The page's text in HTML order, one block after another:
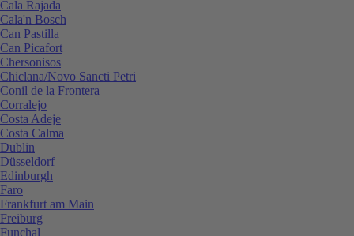
Cala Rajada
Cala'n Bosch
Can Pastilla
Can Picafort
Chersonisos
Chiclana/Novo Sancti Petri
Conil de la Frontera
Corralejo
Costa Adeje
Costa Calma
Dublin
Düsseldorf
Edinburgh
Faro
Frankfurt am Main
Freiburg
Funchal